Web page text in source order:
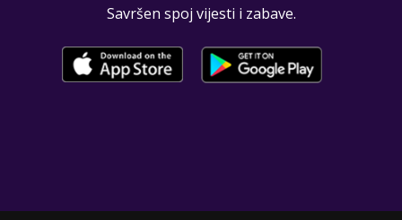
Savršen spoj vijesti i zabave.